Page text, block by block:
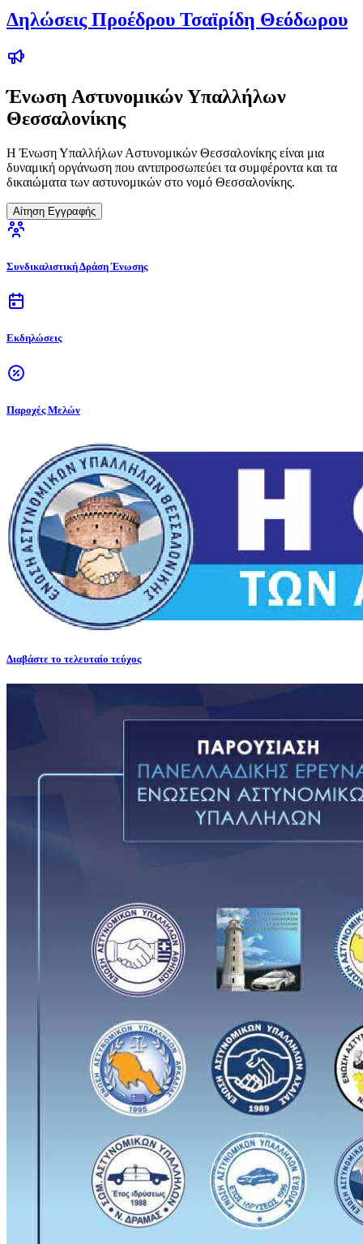
Δηλώσεις Προέδρου Τσαϊρίδη Θεόδωρου
Ένωση Αστυνομικών Υπαλλήλων
Θεσσαλονίκης
Η Ένωση Υπαλλήλων Αστυνομικών Θεσσαλονίκης είναι μια
δυναμική οργάνωση που αντιπροσωπεύει τα συμφέροντα και τα
δικαιώματα των αστυνομικών στο νομό Θεσσαλονίκης.
Αίτηση Εγγραφής
Συνδικαλιστική Δράση Ένωσης
Εκδηλώσεις
Παροχές Μελών
Διαβάστε το τελευταίο τεύχος